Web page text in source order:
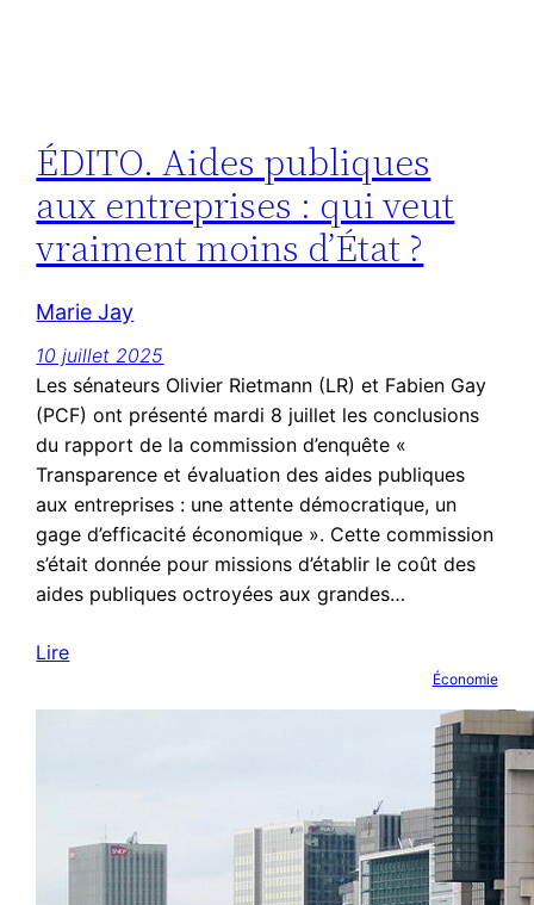
ÉDITO. Aides publiques
aux entreprises : qui veut
vraiment moins d’État ?
Marie Jay
10 juillet 2025
Les sénateurs Olivier Rietmann (LR) et Fabien Gay
(PCF) ont présenté mardi 8 juillet les conclusions
du rapport de la commission d’enquête «
Transparence et évaluation des aides publiques
aux entreprises : une attente démocratique, un
gage d’efficacité économique ». Cette commission
s’était donnée pour missions d’établir le coût des
aides publiques octroyées aux grandes…
Lire
Économie